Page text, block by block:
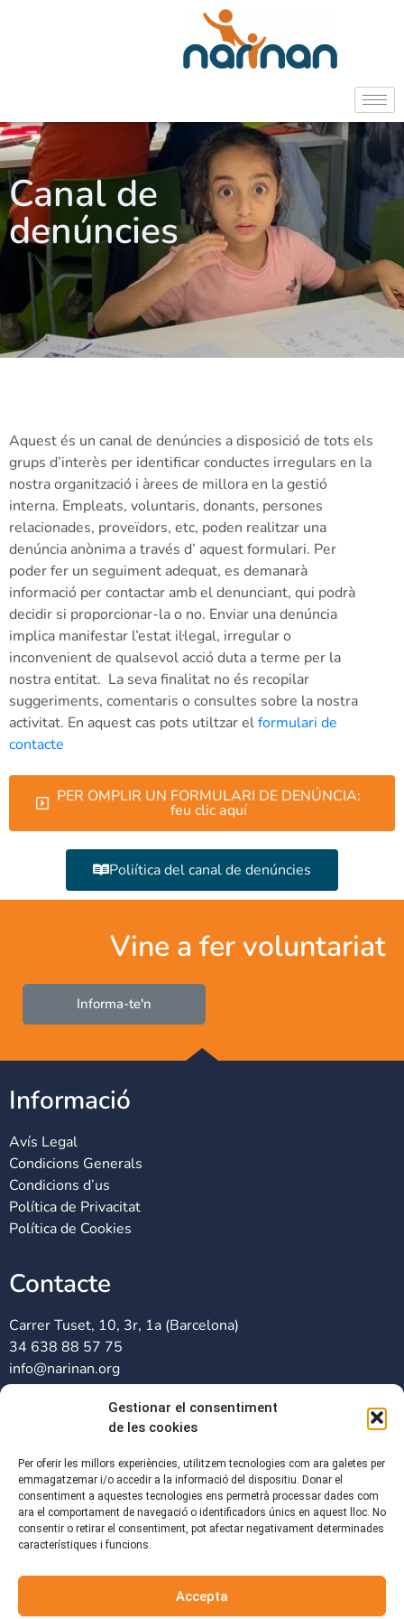
Gestionar el consentiment
de les cookies
Per oferir les millors experiències, utilitzem tecnologies com ara galetes per
emmagatzemar i/o accedir a la informació del dispositiu. Donar el
consentiment a aquestes tecnologies ens permetrà processar dades com
ara el comportament de navegació o identificadors únics en aquest lloc. No
consentir o retirar el consentiment, pot afectar negativament determinades
característiques i funcions.
Accepta
Canal de
denúncies
Aquest és un canalde denúncies adisposició de tots els
grups d’interès per identificarconductes irregulars en la
nostraorganització i àrees de milloraen lagestió
interna. Empleats, voluntaris, donants, persones
relacionades, proveïdors, etc, poden realitzar una
denúncia anònima através d’ aquestformulari. Per
poderfer un seguiment adequat, es demanarà
informació percontactar ambeldenunciant, qui podrà
decidir si proporcionar-lao no. Enviar unadenúncia
implica manifestar l’estat il·legal, irregularo
inconvenientde qualsevol acció duta aterme per la
nostraentitat. La sevafinalitat no és recopilar
suggeriments, comentaris o consultes sobre la nostra
activitat. En aquestcas pots utiltzar elformulari de
contacte
PER OMPLIR UN FORMULARI DE DENÚNCIA:
feu clic aquí
Poliítica del canal de denúncies
Vine a fer voluntariat
Informa-te'n
Informació
Avís Legal
Condicions Generals
Condicions d’us
Política de Privacitat
Política de Cookies
Contacte
Carrer Tuset, 10, 3r, 1a (Barcelona)
34 638 88 57 75
info@narinan.org
Xarxes Socials
Associació sense ànim de lucre, dedicada a donar suport